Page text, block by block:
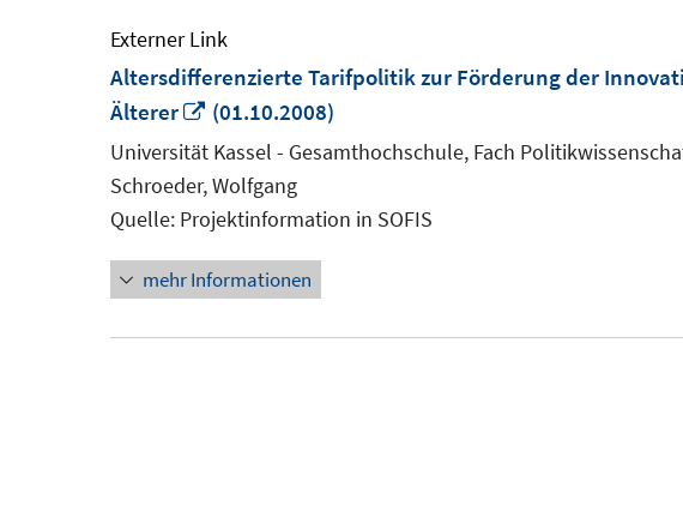
Externer Link
Altersdifferenzierte Tarifpolitik zur Förderung der
Älterer
In
neuem
Fenster
öffnen
(01.10.2008)
Universität Kassel - Gesamthochschule, Fach
Schroeder, Wolfgang
Quelle: Projektinformation in SOFIS
mehr Informationen